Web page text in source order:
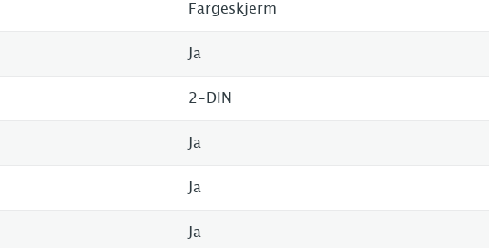
Fargeskjerm
Ja
2-DIN
Ja
Ja
Ja